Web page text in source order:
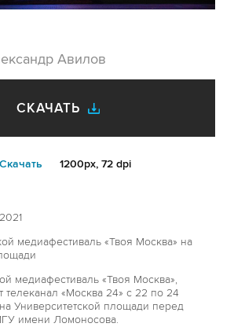
Авилов
СКАЧАТЬ
Cкачать 1200px, 72 dpi
медиафестиваль «Твоя Москва» на
медиафестиваль «Твоя Москва»,
телеканал «Москва 24» с 22 по 24
Университетской площади перед
имени Ломоносова.